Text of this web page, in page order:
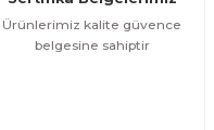
olmalı.
Ürünlerimiz kalite güvence
belgesine sahiptir